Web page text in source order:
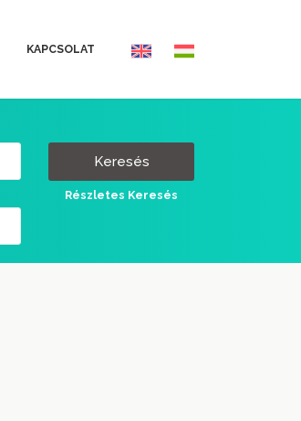
KAPCSOLAT
Keresés
Részletes Keresés